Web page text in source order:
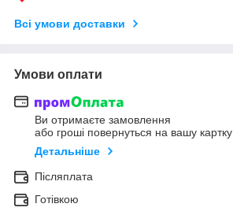
Всі умови доставки
Умови оплати
Ви отримаєте замовлення
або гроші повернуться на вашу картку
Детальніше
Післяплата
Готівкою